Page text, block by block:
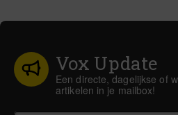
Vox Update
Een directe, dagelijkse of
artikelen in je mailbox!